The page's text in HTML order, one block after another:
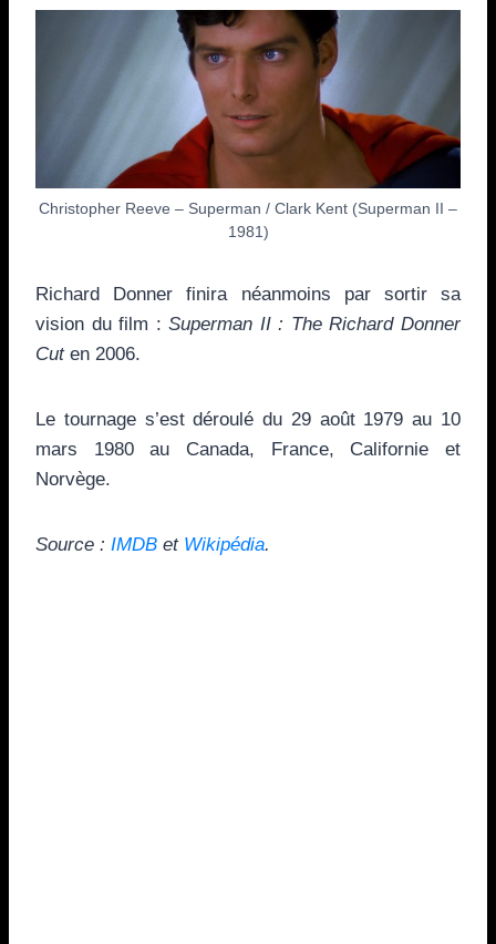
Christopher Reeve – Superman / Clark Kent (Superman II –
1981)
Richard Donner finira néanmoins par sortir sa
vision du film :Superman II : The Richard Donner
Cuten 2006.
Le tournage s’est déroulé du 29 août 1979 au 10
mars 1980 au Canada, France, Californie et
Norvège.
Source : IMDB et Wikipédia.